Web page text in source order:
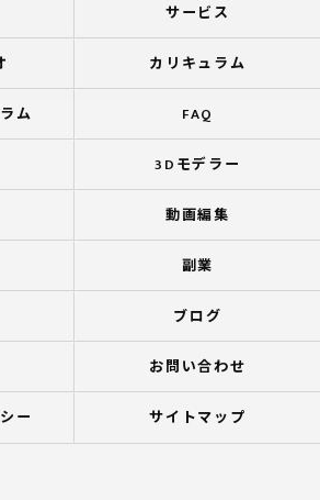
サービス
カリキュラム
ム FAQ
3Dモデラー
動画編集
副業
ブログ
お問い合わせ
ー サイトマップ